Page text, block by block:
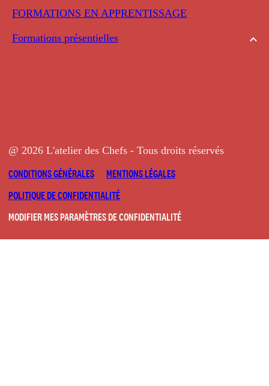
FORMATIONS EN APPRENTISSAGE
Formations présentielles
@ 2026 L'atelier des Chefs - Tous droits réservés
CONDITIONS GÉNÉRALES
MENTIONS LÉGALES
POLITIQUE DE CONFIDENTIALITÉ
MODIFIER MES PARAMÈTRES DE CONFIDENTIALITÉ